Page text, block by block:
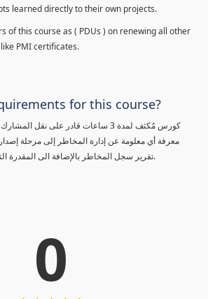
learned directly to their own projects.
of this course as ( PDUs ) on renewing all other
PMI certificates.
for this course?
كورس مٌكثف لمدة 3 ساعات قادر على
معرفة أي معلومة عن إدارة المخاطر إلى مرحلة
تقرير سجل المخاطر بالإضافة الى المقدرة التامية لإدارة مخاطر المشاريع.
0